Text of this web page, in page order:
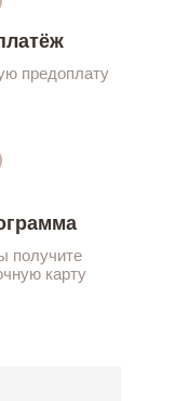
предоплату
получите
карту